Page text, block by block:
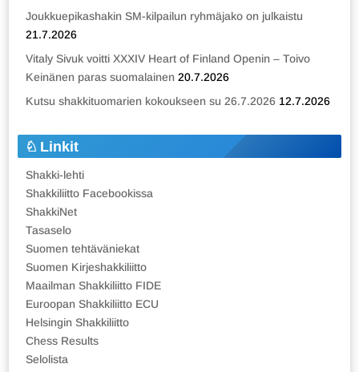
Joukkuepikashakin SM-kilpailun ryhmäjako on julkaistu
21.7.2026
Vitaly Sivuk voitti XXXIV Heart of Finland Openin – Toivo
Keinänen paras suomalainen 20.7.2026
Kutsu shakkituomarien kokoukseen su 26.7.2026 12.7.2026
Linkit
Shakki-lehti
Shakkiliitto Facebookissa
ShakkiNet
Tasaselo
Suomen tehtäväniekat
Suomen Kirjeshakkiliitto
Maailman Shakkiliitto FIDE
Euroopan Shakkiliitto ECU
Helsingin Shakkiliitto
Chess Results
Selolista